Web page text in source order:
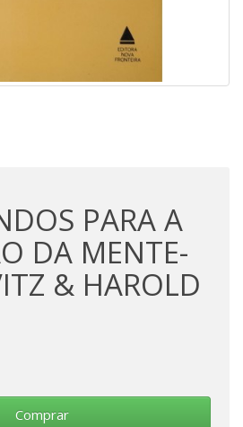
PARA A
DA MENTE-
& HAROLD
Comprar